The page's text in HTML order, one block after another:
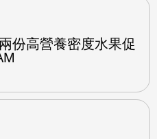
份高營養密度水果促